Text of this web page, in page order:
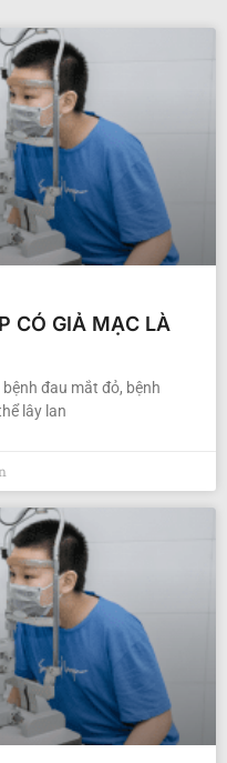
CÓ GIẢ MẠC LÀ
đau mắt đỏ, bệnh
lây lan